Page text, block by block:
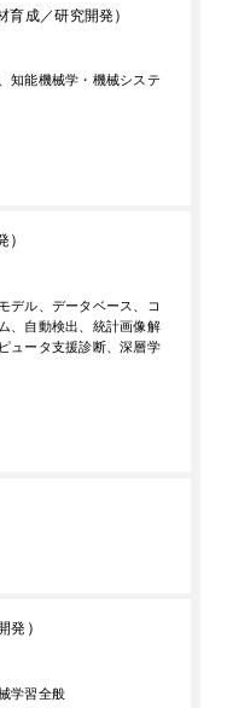
育成 研究開発）
知能機械学・機械システ
）
デル、データベース、コ
、自動検出、統計画像解
ュータ支援診断、深層学
発 ）
学習全般